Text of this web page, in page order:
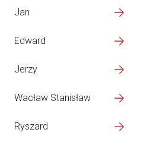
Jan
Edward
Jerzy
Wacław Stanisław
Ryszard